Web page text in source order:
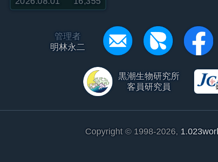
管理者
明林永二
黒潮生物研究所
客員研究員
Copyright © 1998-2026,